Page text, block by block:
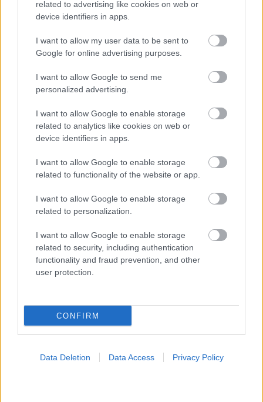
related to advertising like cookies on web or
device identifiers in apps.
I want to allow my user data to be sent to
Google for online advertising purposes.
I want to allow Google to send me
personalized advertising.
I want to allow Google to enable storage
related to analytics like cookies on web or
device identifiers in apps.
I want to allow Google to enable storage
related to functionality of the website or app.
I want to allow Google to enable storage
related to personalization.
I want to allow Google to enable storage
related to security, including authentication
functionality and fraud prevention, and other
user protection.
CONFIRM
Data Deletion Data Access Privacy Policy
Δευτέρα, 25 Νοεμβρίου 2024, 14:44
εντεροαιμορραγικού κολοβακτηρίδιου
σημερινή τους έκθεση, οι υπεύθυνοι του Ευρωπαϊκού
Κέντρου Ελέγχου Νοσημάτων.